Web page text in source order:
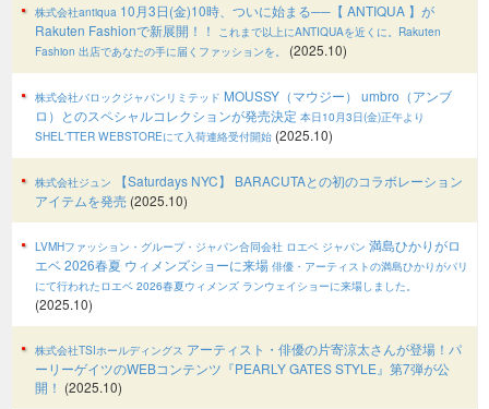
株式会社antiqua 10月3日(金)10時、ついに始まる──【 ANTIQUA 】が
Rakuten Fashionで新展開！！ これまで以上にANTIQUAを近くに。Rakuten
Fashion 出店であなたの手に届くファッションを。
(2025.10)
株式会社バロックジャパンリミテッド MOUSSY（マウジー） umbro（アンブ
ロ）とのスペシャルコレクションが発売決定 本日10月3日(金)正午より
SHEL'TTER WEBSTOREにて入荷連絡受付開始 (2025.10)
株式会社ジュン
【Saturdays NYC】 BARACUTAとの初のコラボレーション
アイテムを発売 (2025.10)
LVMHファッション・グループ・ジャパン合同会社 ロエベ ジャパン 満島ひかりがロ
エベ 2026春夏 ウィメンズショーに来場 俳優・アーティストの満島ひかりがパリ
にて行われたロエベ 2026春夏ウィメンズ ランウェイショーに来場しました。
(2025.10)
株式会社TSIホールディングス アーティスト・俳優の片寄涼太さんが登場！パ
ーリーゲイツのWEBコンテンツ『PEARLY GATES STYLE』第7弾が公
開！ (2025.10)